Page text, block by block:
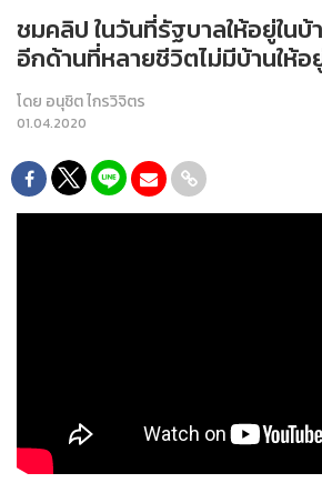
ชมคลิป ในวันที่รัฐบาลให้อยู่ใน
อีกด้านที่หลายชีวิตไม่มีบ้านให้อ
โดย อนุชิต ไกรวิจิตร
01.04.2020